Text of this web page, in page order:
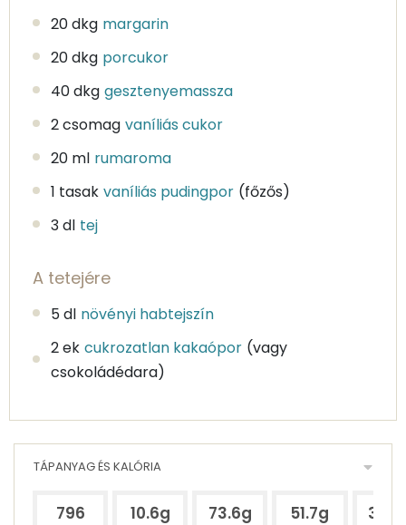
20 dkg margarin
20 dkg porcukor
40 dkg gesztenyemassza
2 csomag vaníliás cukor
20 ml rumaroma
1 tasak vaníliás pudingpor (főzős)
3 dl tej
A tetejére
5 dl növényi habtejszín
2 ek cukrozatlan kakaópor (vagy
csokoládédara)
TÁPANYAG ÉS KALÓRIA
796 10.6g 73.6g 51.7g